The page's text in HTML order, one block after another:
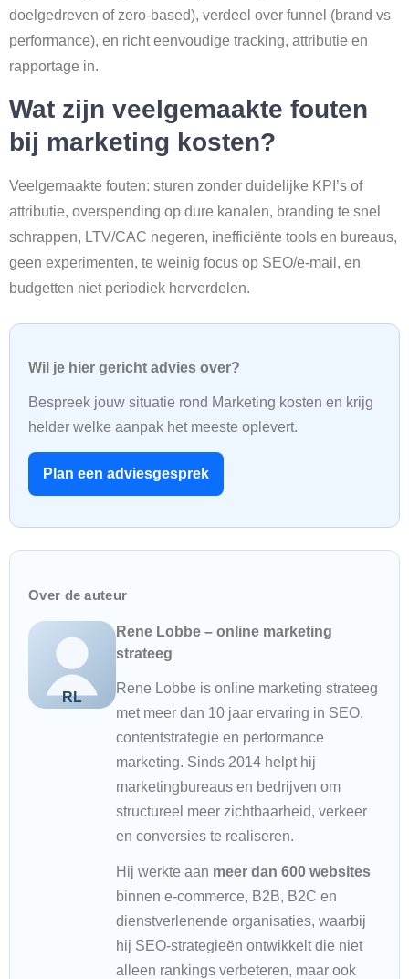
doelgedreven of zero-based), verdeel over funnel (brand vs
performance), en richt eenvoudige tracking, attributie en
rapportage in.
Wat zijn veelgemaakte fouten
bij marketing kosten?
Veelgemaakte fouten: sturen zonder duidelijke KPI’s of
attributie, overspending op dure kanalen, branding te snel
schrappen, LTV/CAC negeren, inefficiënte tools en bureaus,
geen experimenten, te weinig focus op SEO/e-mail, en
budgetten niet periodiek herverdelen.
Wil je hier gericht advies over?
Bespreek jouw situatie rond Marketing kosten en krijg
helder welke aanpak het meeste oplevert.
Plan een adviesgesprek
Over de auteur
Rene Lobbe – online marketing
strateeg
Rene Lobbe is online marketing strateeg
met meer dan 10 jaar ervaring in SEO,
contentstrategie en performance
marketing. Sinds 2014 helpt hij
marketingbureaus en bedrijven om
structureel meer zichtbaarheid, verkeer
en conversies te realiseren.
Hij werkte aan meer dan 600 websites
binnen e-commerce, B2B, B2C en
dienstverlenende organisaties, waarbij
hij SEO-strategieën ontwikkelt die niet
alleen rankings verbeteren, maar ook